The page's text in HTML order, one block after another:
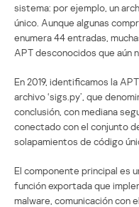
sistema: por ejemplo, un
único. Aunque algunas
enumera 44 entradas,
APT desconocidos que aún
En 2019, identificamos la
archivo ‘sigs.py’, que
conclusión, con mediana
conectado con el conjunto
solapamientos de código
El componente principal es
función exportada que
malware, comunicación con